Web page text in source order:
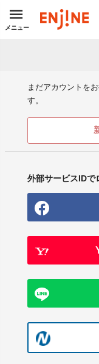
メニュー
まだアカウントを
す。
外部サービスIDで